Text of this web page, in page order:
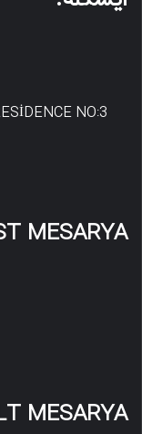
NO:3
MESARYA:
MESARYA: